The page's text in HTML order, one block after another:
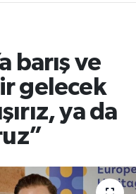
barış ve
gelecek
ya da